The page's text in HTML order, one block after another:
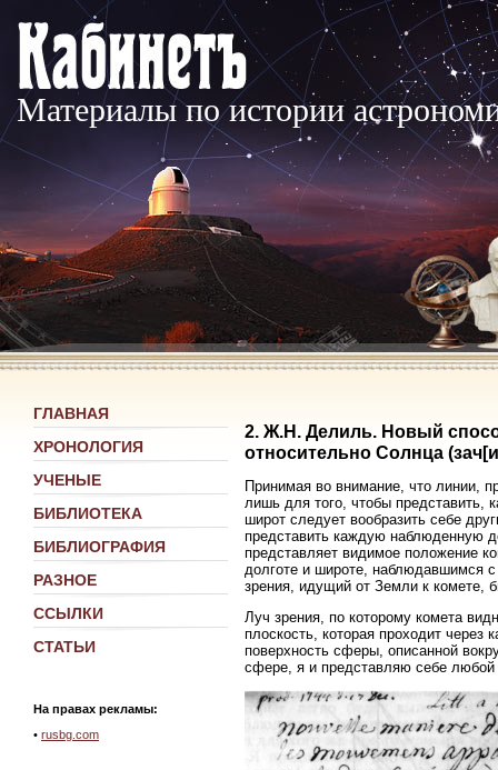
Материалы по истории
ГЛАВНАЯ
ХРОНОЛОГИЯ
УЧЕНЫЕ
БИБЛИОТЕКА
БИБЛИОГРАФИЯ
РАЗНОЕ
ССЫЛКИ
СТАТЬИ
На правах рекламы:
• rusbg.com
2. Ж.Н. Делиль. Новый
относительно Солнца
Принимая во внимание, что линии,
лишь для того, чтобы представить,
широт следует вообразить себе
представить каждую наблюденную
представляет видимое положение
долготе и широте, наблюдавшимся
зрения, идущий от Земли к комете,
Луч зрения, по которому комета
плоскость, которая проходит через
поверхность сферы, описанной
сфере, я и представляю себе